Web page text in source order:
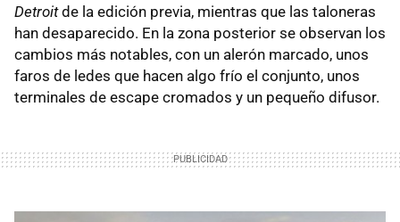
Detroitde la edición previa, mientras que las taloneras
han desaparecido. En la zona posterior se observan los
cambios más notables, con un alerón marcado, unos
faros de ledes que hacen algo frío el conjunto, unos
terminales de escape cromados y un pequeño difusor.